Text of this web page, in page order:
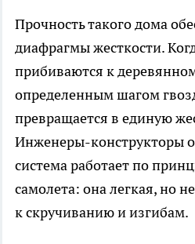
Прочность такого дома
диафрагмы жесткости.
прибиваются к
определенным шагом
превращается в единую
Инженеры-конструкторы
система работает по
самолета: она легкая, но
к скручиванию и изгибам.